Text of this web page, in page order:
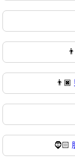
👨🏿
🧔🏻